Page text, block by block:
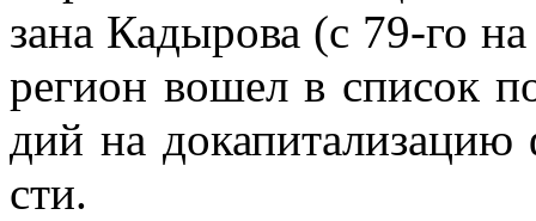
за­на Ка­ды­ро­ва (с 79-го
ре­ги­он во­шел в спи­сок
дий на
сти.